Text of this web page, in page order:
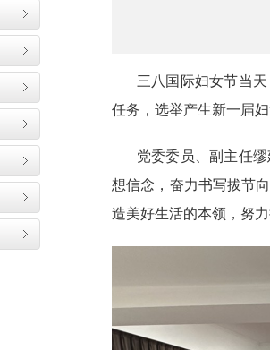
三八国际妇女节当
任务，选举产生新一届妇
党委委员、副主任
想信念，奋力书写拔节
造美好生活的本领，努